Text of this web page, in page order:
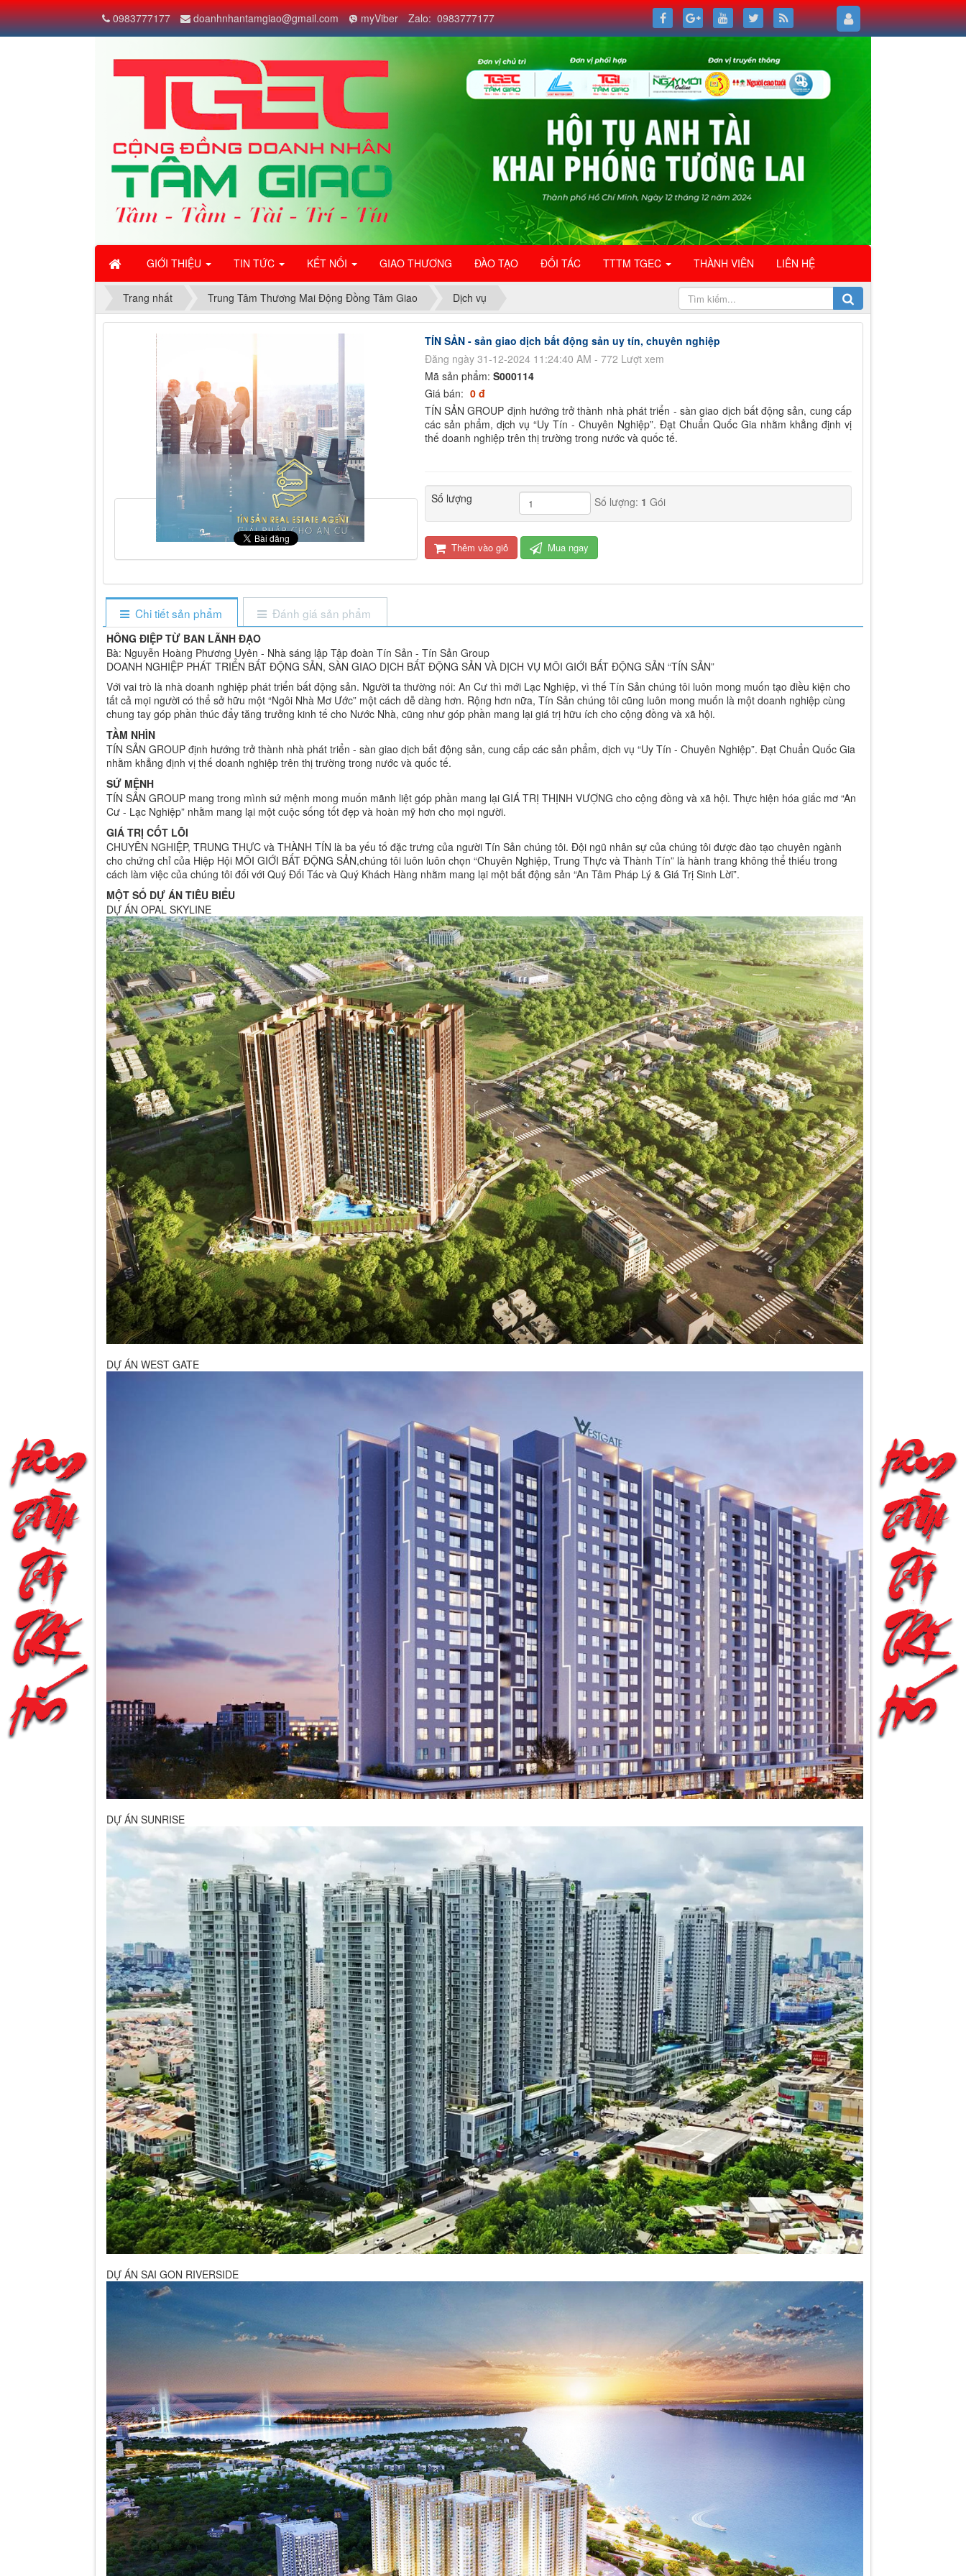
">
GIỚI THIỆU TIN TỨC KẾT NỐI GIAO THƯƠNG ĐÀO TẠO ĐỐI TÁC TTTM TGEC THÀNH VIÊN LIÊN HỆ
0983777177 doanhnhantamgiao@gmail.com myViber Zalo: 0983777177
Trang nhất Trung Tâm Thương Mai Động Đồng Tâm Giao Dịch vụ
TÍN SẢN - sản giao dịch bất động sản uy tín, chuyên nghiệp
Đăng ngày 31-12-2024 11:24:40 AM - 772 Lượt xem
Mã sản phẩm: S000114
Giá bán: 0 đ
TÍN SẢN GROUP định hướng trở thành nhà phát triển - sàn giao dịch bất động sản, cung cấp
các sản phẩm, dịch vụ “Uy Tín - Chuyên Nghiệp”. Đạt Chuẩn Quốc Gia nhằm khẳng định vị
thế doanh nghiệp trên thị trường trong nước và quốc tế.
Số lượng Số lượng: 1 Gói
Thêm vào giỏ Mua ngay
Chi tiết sản phẩm Đánh giá sản phẩm
HÔNG ĐIỆP TỪ BAN LÃNH ĐẠO
Bà: Nguyễn Hoàng Phương Uyên - Nhà sáng lập Tập đoàn Tín Sản - Tín Sản Group
DOANH NGHIỆP PHÁT TRIỂN BẤT ĐỘNG SẢN, SÀN GIAO DỊCH BẤT ĐỘNG SẢN VÀ DỊCH VỤ MÔI GIỚI BẤT ĐỘNG SẢN “TÍN SẢN”
Với vai trò là nhà doanh nghiệp phát triển bất động sản. Người ta thường nói: An Cư thì mới Lạc Nghiệp, vì thế Tín Sản chúng tôi luôn mong muốn tạo điều kiện cho
tất cả mọi người có thể sở hữu một “Ngôi Nhà Mơ Ước” một cách dễ dàng hơn. Rộng hơn nữa, Tín Sản chúng tôi cũng luôn mong muốn là một doanh nghiệp cùng
chung tay góp phần thúc đẩy tăng trưởng kinh tế cho Nước Nhà, cũng như góp phần mang lại giá trị hữu ích cho cộng đồng và xã hội.
TẦM NHÌN
TÍN SẢN GROUP định hướng trở thành nhà phát triển - sàn giao dịch bất động sản, cung cấp các sản phẩm, dịch vụ “Uy Tín - Chuyên Nghiệp”. Đạt Chuẩn Quốc Gia
nhằm khẳng định vị thế doanh nghiệp trên thị trường trong nước và quốc tế.
SỨ MỆNH
TÍN SẢN GROUP mang trong mình sứ mệnh mong muốn mãnh liệt góp phần mang lại GIÁ TRỊ THỊNH VƯỢNG cho cộng đồng và xã hội. Thực hiện hóa giấc mơ “An
Cư - Lạc Nghiệp” nhằm mang lại một cuộc sống tốt đẹp và hoàn mỹ hơn cho mọi người.
GIÁ TRỊ CỐT LÕI
CHUYÊN NGHIỆP, TRUNG THỰC và THÀNH TÍN là ba yếu tố đặc trưng của người Tín Sản chúng tôi. Đội ngũ nhân sự của chúng tôi được đào tạo chuyên ngành
cho chứng chỉ của Hiệp Hội MÔI GIỚI BẤT ĐỘNG SẢN,chúng tôi luôn luôn chọn “Chuyên Nghiệp, Trung Thực và Thành Tín” là hành trang không thể thiếu trong
cách làm việc của chúng tôi đối với Quý Đối Tác và Quý Khách Hàng nhằm mang lại một bất động sản “An Tâm Pháp Lý & Giá Trị Sinh Lời”.
MỘT SỐ DỰ ÁN TIÊU BIỂU
DỰ ÁN OPAL SKYLINE
DỰ ÁN WEST GATE
DỰ ÁN SUNRISE
DỰ ÁN SAI GON RIVERSIDE